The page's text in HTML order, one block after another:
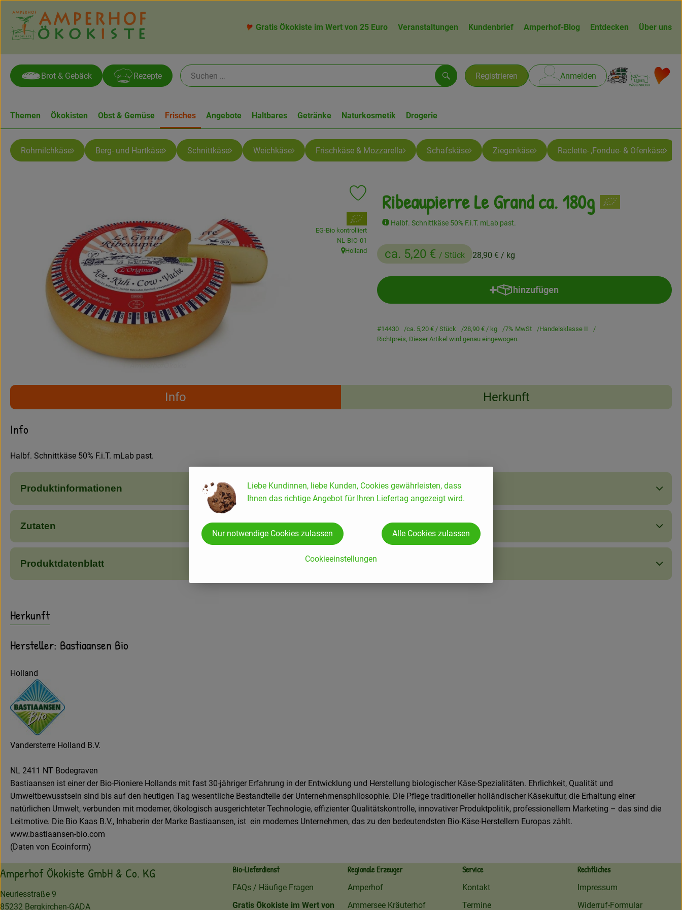
Gratis Ökokiste im Wert von 25 Euro Veranstaltungen Kundenbrief Amperhof-Blog Entdecken Über uns
Registrieren Anmelden
Suchen
Brot & Gebäck Rezepte
Themen Ökokisten Obst & Gemüse Frisches Angebote Haltbares Getränke Naturkosmetik Drogerie
Rohmilchkäse Berg- und Hartkäse Schnittkäse Weichkäse Frischkäse & Mozzarella Schafskäse Ziegenkäse Raclette- ,Fondue- & Ofenkäse
Ribeaupierre Le Grand ca. 180g
Halbf. Schnittkäse 50% F.i.T. mLab past.
ca. 5,20 € / Stück 28,90 € / kg
Produkt zu Favouriten hinzufügen
, Verband:
EG-Bio kontrolliert
, Kontrollstelle:
NL-BIO-01
, Herkunft:
Holland
hinzufügen
Produkt zum Warenkorb hinzufügen
#14430 ca. 5,20 € / Stück 28,90 € / kg 7% MwSt
Handelsklasse II
Richtpreis, Dieser Artikel wird genau eingewogen.
Rezepte
Info Herkunft
Info
Halbf. Schnittkäse 50% F.i.T. mLab past.
Produktinformationen
Zutaten
Produktdatenblatt
Herkunft
Hersteller: Bastiaansen Bio
Holland
Vandersterre Holland B.V.
NL 2411 NT Bodegraven
Bastiaansen ist einer der Bio-Pioniere Hollands mit fast 30-jähriger Erfahrung in der Entwicklung und Herstellung biologischer Käse-Spezialitäten. Ehrlichkeit, Qualität und
Umweltbewusstsein sind bis auf den heutigen Tag wesentliche Bestandteile der Unternehmensphilosophie. Die Pflege traditioneller holländischer Käsekultur, die Erhaltung einer
natürlichen Umwelt, verbunden mit moderner, ökologisch ausgerichteter Technologie, effizienter Qualitätskontrolle, innovativer Produktpolitik, professionellem Marketing – das sind die
Leitmotive. Die Bio Kaas B.V., Inhaberin der Marke Bastiaansen, ist ein modernes Unternehmen, das zu den bedeutendsten Bio-Käse-Herstellern Europas zählt.
www.bastiaansen-bio.com
(Daten von Ecoinform)
Amperhof Ökokiste GmbH & Co. KG
Neuriesstraße 9
85232 Bergkirchen-GADA
Bio-Lieferdienst
FAQs / Häufige Fragen
Gratis Ökokiste im Wert von
Regionale Erzeuger
Amperhof
Ammersee Kräuterhof
Service
Kontakt
Termine
Rechtliches
Impressum
Widerruf-Formular
Liebe Kundinnen, liebe Kunden, Cookies gewährleisten, dass
Ihnen das richtige Angebot für Ihren Liefertag angezeigt wird.
Cookieeinstellungen
Nur notwendige Cookies zulassen Alle Cookies zulassen